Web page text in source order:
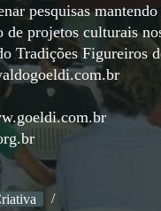
pesquisas mantendo
de projetos culturais
Tradições Figureiros